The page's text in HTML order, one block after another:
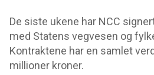
De siste ukene har NCC
med Statens vegvesen og
Kontraktene har en samlet
millioner kroner.